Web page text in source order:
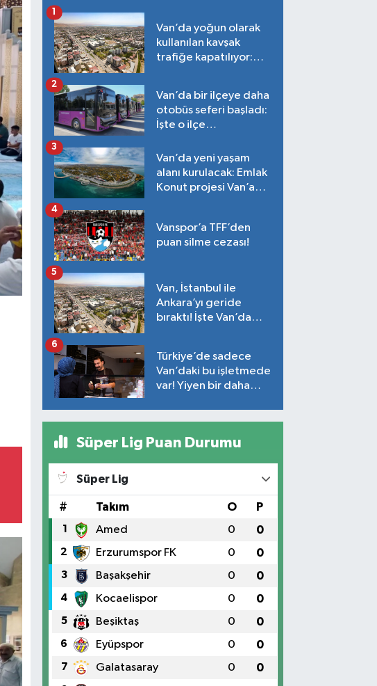
Van’da yoğun olarak
kullanılan kavşak
trafiğe kapatılıyor:
1
Van’da bir ilçeye daha
otobüs seferi başladı:
İşte o ilçe…
2
Van’da yeni yaşam
alanı kurulacak: Emlak
Konut projesi Van’a
3
Vanspor’a TFF’den
puan silme cezası!
4
Van, İstanbul ile
Ankara’yı geride
bıraktı! İşte Van’da
5
Türkiye’de sadece
Van’daki bu işletmede
var! Yiyen bir daha
6
Süper Lig Puan Durumu
Süper Lig
# Takım O P
1 Amed 0 0
2 Erzurumspor FK 0 0
3 Başakşehir 0 0
4 Kocaelispor 0 0
5 Beşiktaş 0 0
6 Eyüpspor 0 0
7 Galatasaray 0 0